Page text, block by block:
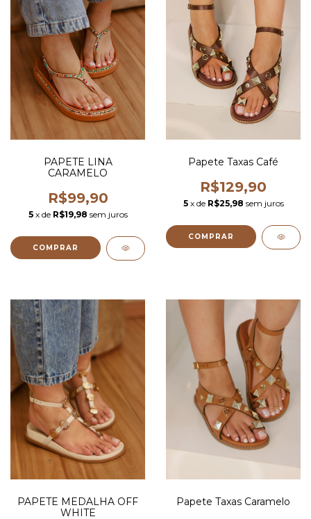
PAPETE LINA
CARAMELO
R$99,90
5 x de R$19,98 sem juros
COMPRAR
Papete Taxas Café
R$129,90
5 x de R$25,98 sem juros
COMPRAR
PAPETE MEDALHA OFF
WHITE
Papete Taxas Caramelo